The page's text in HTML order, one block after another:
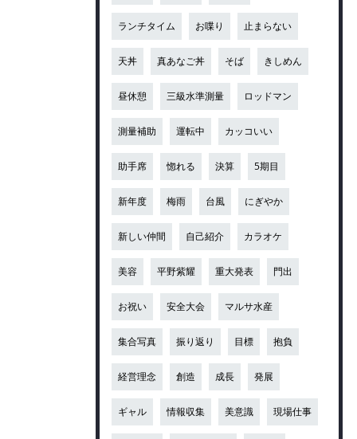
ランチタイム お喋り 止まらない
天丼 真あなご丼 そば きしめん
昼休憩 三級水準測量 ロッドマン
測量補助 運転中 カッコいい
助手席 惚れる 決算 5期目
新年度 梅雨 台風 にぎやか
新しい仲間 自己紹介 カラオケ
美容 平野紫耀 重大発表 門出
お祝い 安全大会 マルサ水産
集合写真 振り返り 目標 抱負
経営理念 創造 成長 発展
ギャル 情報収集 美意識 現場仕事